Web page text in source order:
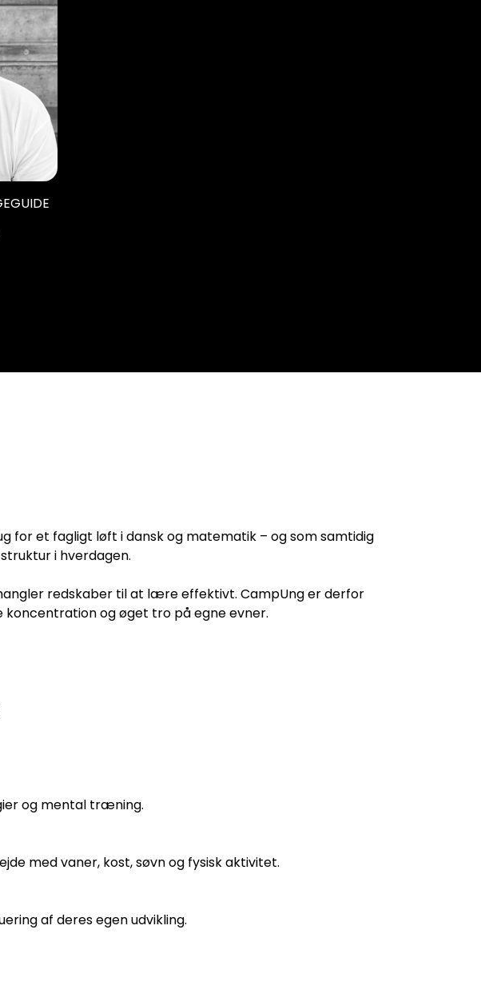
for et fagligt løft i dansk og matematik – og som samtidig
i hverdagen.
redskaber til at lære effektivt. CampUng er derfor
koncentration og øget tro på egne evner.
og mental træning.
med vaner, kost, søvn og fysisk aktivitet.
af deres egen udvikling.